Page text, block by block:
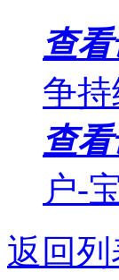
查
争
查
户-
返回列